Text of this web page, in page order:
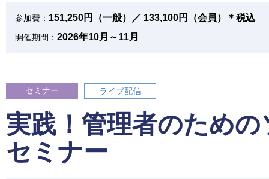
参加費： 151,250円（一般）／ 133,100円（会員）＊税込
開催期間： 2026年10月～11月
セミナー ライブ配信
実践！管理者のため
セミナー